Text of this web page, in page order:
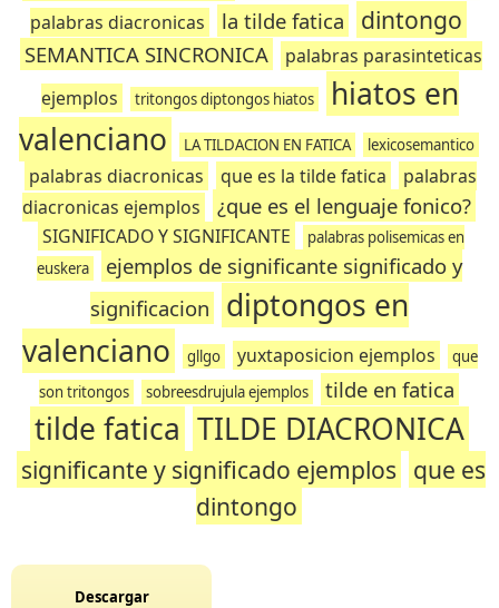
palabras diacronicas
la tilde fatica dintongo
SEMANTICA SINCRONICA
palabras parasinteticas
ejemplos
tritongos diptongos hiatos
hiatos en
valenciano
LA TILDACION EN FATICA lexicosemantico
palabras diacronicas que es la tilde fatica
palabras
diacronicas ejemplos
¿que es el lenguaje fonico?
SIGNIFICADO Y SIGNIFICANTE
palabras polisemicas en
euskera
ejemplos de significante significado y
significacion
diptongos en
valenciano
gllgo yuxtaposicion ejemplos
que
son tritongos
sobreesdrujula ejemplos tilde en fatica
tilde fatica TILDE DIACRONICA
significante y significado ejemplos que es
dintongo
Descargar